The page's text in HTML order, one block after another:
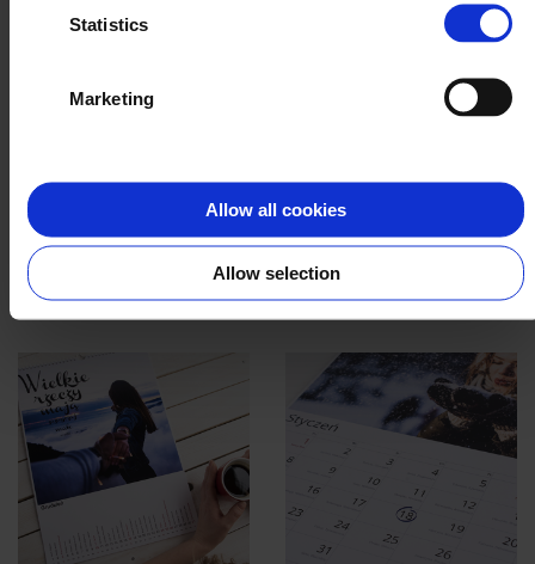
Statistics
Marketing
Allow all cookies
Allow selection